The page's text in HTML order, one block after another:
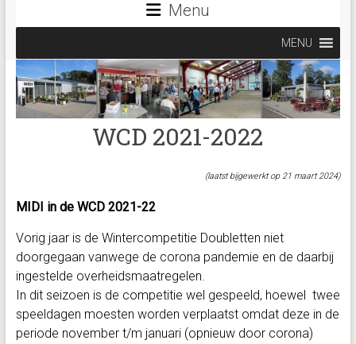
Menu
MENU
WCD 2021-2022
(laatst bijgewerkt op 21 maart 2024)
MIDI in de WCD 2021-22
Vorig jaar is de Wintercompetitie Doubletten niet
doorgegaan vanwege de corona pandemie en de daarbij
ingestelde overheidsmaatregelen.
In dit seizoen is de competitie wel gespeeld, hoewel twee
speeldagen moesten worden verplaatst omdat deze in de
periode november t/m januari (opnieuw door corona)